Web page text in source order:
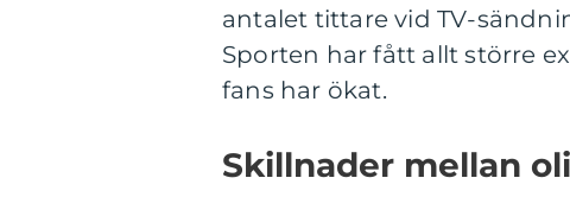
antalet tittare vid TV-
Sporten har fått allt större
fans har ökat.
Skillnader mellan